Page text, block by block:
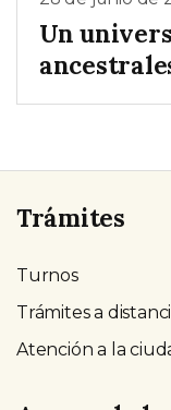
Un
Trámites
Turnos
Trámites a
Atención a la